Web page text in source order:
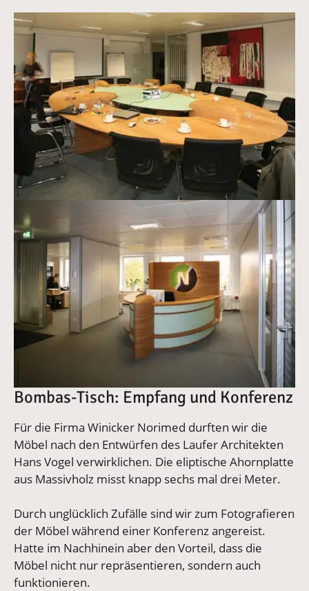
Bombas-Tisch: Empfang und Konferenz
Für die Firma Winicker Norimed durften wir die
Möbel nach den Entwürfen des Laufer Architekten
Hans Vogel verwirklichen. Die eliptische Ahornplatte
aus Massivholz misst knapp sechs mal drei Meter.
Durch unglücklich Zufälle sind wir zum Fotografieren
der Möbel während einer Konferenz angereist.
Hatte im Nachhinein aber den Vorteil, dass die
Möbel nicht nur repräsentieren, sondern auch
funktionieren.